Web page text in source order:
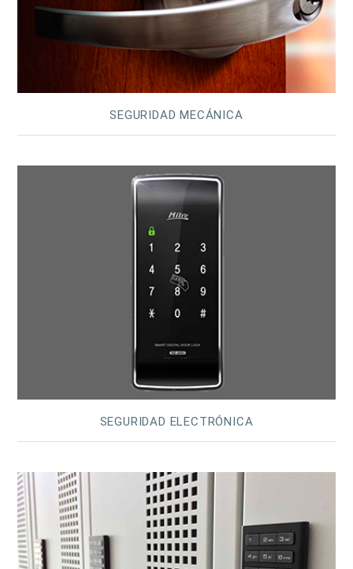
SEGURIDAD MECÁNICA
SEGURIDAD ELECTRÓNICA